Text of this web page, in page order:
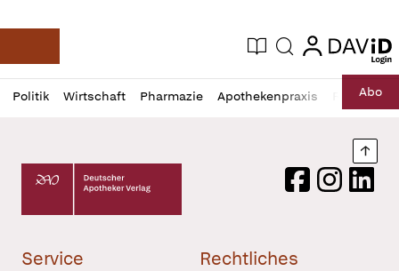
Deutsche Apotheker Zeitung
Aktuelle Ausgabe
Suche login
login
Politik Wirtschaft Pharmazie Apothekenpraxis RechtAbo
Profil
öffnen
Daz
Pur
Deutscher Apotheker Verlag Logo
FacebookInstagram
Service Rechtliches